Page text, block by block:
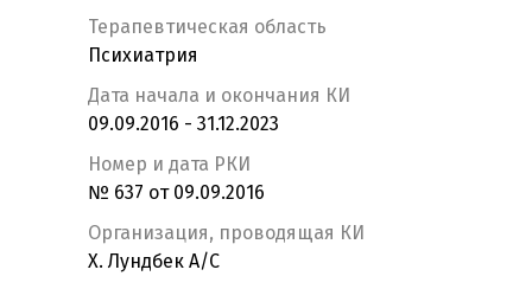
Терапевтическая область
Психиатрия
Дата начала и окончания КИ
09.09.2016 - 31.12.2023
Номер и дата РКИ
№ 637 от 09.09.2016
Организация, проводящая КИ
Х. Лундбек А/С